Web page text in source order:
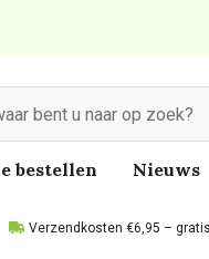
bestellen Nieuws
Verzendkosten €6,95 –